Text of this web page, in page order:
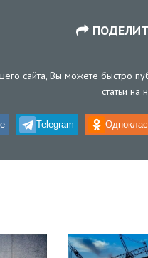
сайта, Вы можете быстро
статьи на
Telegram